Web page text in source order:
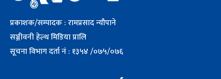
प्रकाशक/सम्पादक : रामप्रसाद न्यौपाने
सञ्जीवनी हेल्थ मिडिया प्रालि
सूचना विभाग दर्ता नं : १३५४ /०७५/०७६